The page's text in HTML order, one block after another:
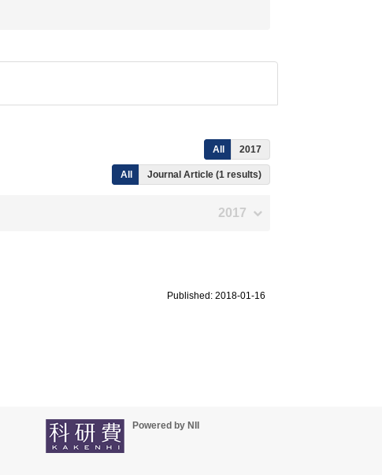
All 2017
All Journal Article (1 results)
2017
Published: 2018-01-16
Powered by NII